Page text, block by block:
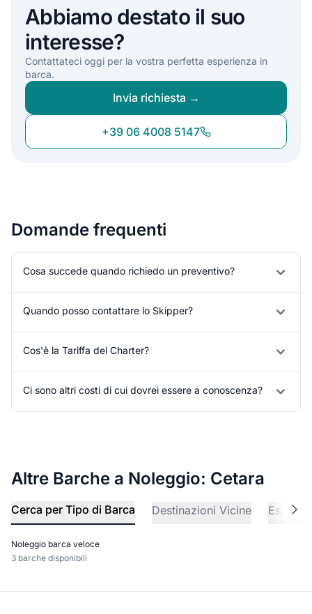
Abbiamo destato il suo
interesse?
Contattateci oggi per la vostra perfetta esperienza in
barca.
Invia richiesta →
+39 06 4008 5147
Domande frequenti
Cosa succede quando richiedo un preventivo?
Quando posso contattare lo Skipper?
Cos'è la Tariffa del Charter?
Ci sono altri costi di cui dovrei essere a conoscenza?
Altre Barche a Noleggio: Cetara
Cerca per Tipo di Barca Destinazioni Vicine Esplora
Noleggio barca veloce
3 barche disponibili